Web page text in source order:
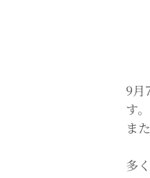
9月
す。
ま
多